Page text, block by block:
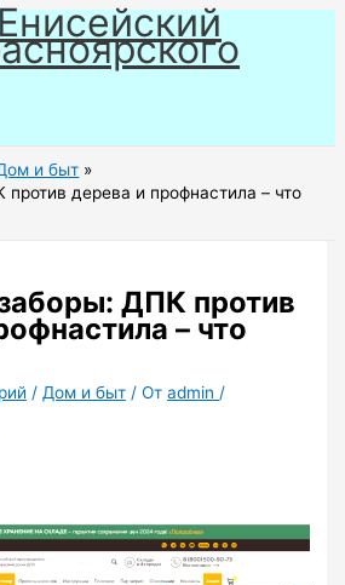
и быт
дерева и профнастила – что
ДПК против
– что
/ Дом и быт / Отadmin /